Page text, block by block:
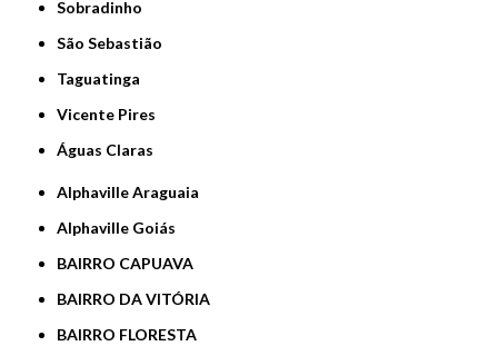
Sobradinho
São Sebastião
Taguatinga
Vicente Pires
Águas Claras
Alphaville Araguaia
Alphaville Goiás
BAIRRO CAPUAVA
BAIRRO DA VITÓRIA
BAIRRO FLORESTA